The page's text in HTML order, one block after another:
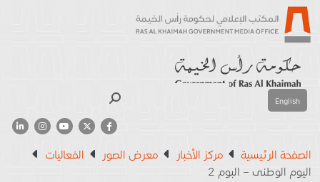
English
الصفحة الرئيسية مركز الأخبار معرض الصور
الفعاليات
اليوم الوطنى – البوم 2